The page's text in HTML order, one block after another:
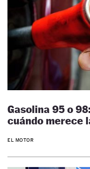
Gasolina 95 o
cuándo merece
EL MOTOR